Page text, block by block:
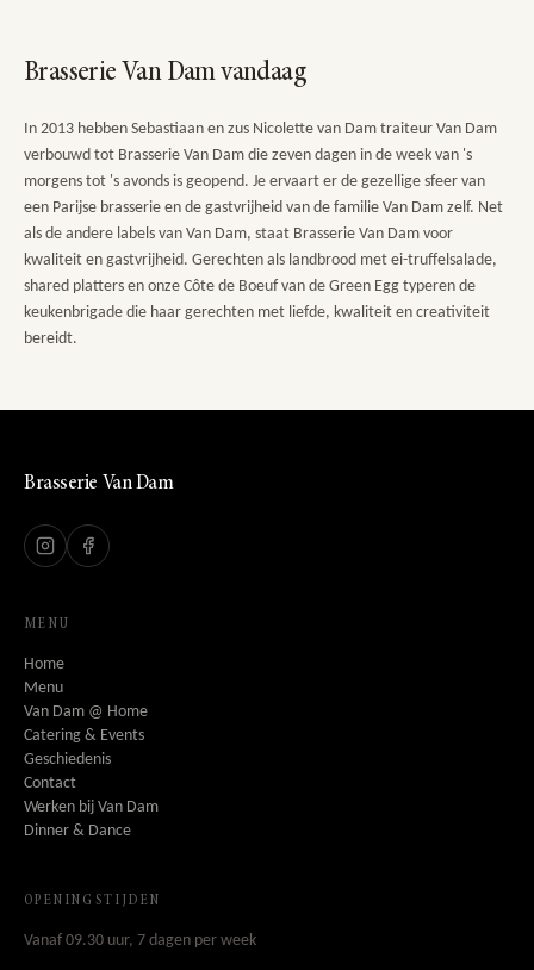
Brasserie Van Dam vandaag
In 2013 hebben Sebastiaan en zus Nicolette van Dam traiteur Van Dam
verbouwd tot Brasserie Van Dam die zeven dagen in de week van 's
morgens tot 's avonds is geopend. Je ervaart er de gezellige sfeer van
een Parijse brasserie en de gastvrijheid van de familie Van Dam zelf. Net
als de andere labels van Van Dam, staat Brasserie Van Dam voor
kwaliteit en gastvrijheid. Gerechten als landbrood met ei-truffelsalade,
shared platters en onze Côte de Boeuf van de Green Egg typeren de
keukenbrigade die haar gerechten met liefde, kwaliteit en creativiteit
bereidt.
Brasserie Van Dam
MENU
Home
Menu
Van Dam @ Home
Catering & Events
Geschiedenis
Contact
Werken bij Van Dam
Dinner & Dance
OPENINGSTIJDEN
Vanaf 09.30 uur, 7 dagen per week